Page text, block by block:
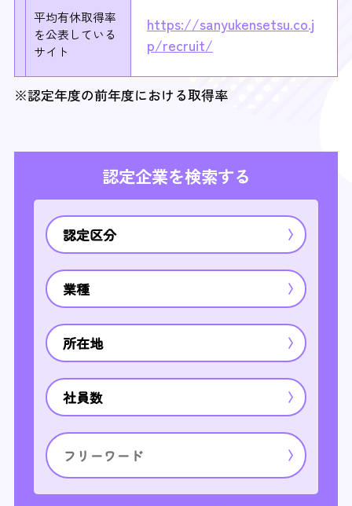
平均有休取得率
を公表している
サイト
https://sanyukensetsu.co.j
p/recruit/
※認定年度の前年度における取得率
認定企業を検索する
認定区分
業種
所在地
社員数